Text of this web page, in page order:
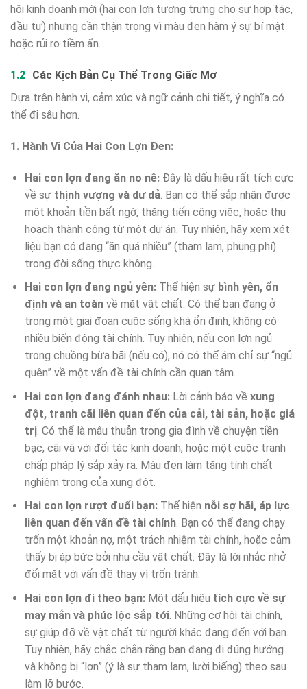
hội kinh doanh mới (hai con lợn tượng trưng cho sự hợp tác,
đầu tư) nhưng cần thận trọng vì màu đen hàm ý sự bí mật
hoặc rủi ro tiềm ẩn.
Các Kịch Bản Cụ Thể Trong Giấc Mơ
Dựa trên hành vi, cảm xúc và ngữ cảnh chi tiết, ý nghĩa có
thể đi sâu hơn.
1. Hành Vi Của Hai Con Lợn Đen:
Hai con lợn đang ăn no nê:Đây là dấu hiệu rất tích cực
về sự thịnh vượng và dư dả. Bạn có thể sắp nhận được
một khoản tiền bất ngờ, thăng tiến công việc, hoặc thu
hoạch thành công từ một dự án. Tuy nhiên, hãy xem xét
liệu bạn có đang “ăn quá nhiều” (tham lam, phung phí)
trong đời sống thực không.
Hai con lợn đang ngủ yên:Thể hiện sự bình yên, ổn
định và an toànvề mặt vật chất. Có thể bạn đang ở
trong một giai đoạn cuộc sống khá ổn định, không có
nhiều biến động tài chính. Tuy nhiên, nếu con lợn ngủ
trong chuồng bừa bãi (nếu có), nó có thể ám chỉ sự “ngủ
quên” về một vấn đề tài chính cần quan tâm.
Hai con lợn đang đánh nhau:Lời cảnh báo về xung
đột, tranh cãi liên quan đến của cải, tài sản, hoặc giá
trị. Có thể là mâu thuẫn trong gia đình về chuyện tiền
bạc, cãi vã với đối tác kinh doanh, hoặc một cuộc tranh
chấp pháp lý sắp xảy ra. Màu đen làm tăng tính chất
nghiêm trọng của xung đột.
Hai con lợn rượt đuổi bạn:Thể hiện nỗi sợ hãi, áp lực
liên quan đến vấn đề tài chính. Bạn có thể đang chạy
trốn một khoản nợ, một trách nhiệm tài chính, hoặc cảm
thấy bị áp bức bởi nhu cầu vật chất. Đây là lời nhắc nhở
đối mặt với vấn đề thay vì trốn tránh.
Hai con lợn đi theo bạn:Một dấu hiệu tích cực về sự
may mắn và phúc lộc sắp tới. Những cơ hội tài chính,
sự giúp đỡ về vật chất từ người khác đang đến với bạn.
Tuy nhiên, hãy chắc chắn rằng bạn đang đi đúng hướng
và không bị “lợn” (ý là sự tham lam, lười biếng) theo sau
làm lỡ bước.